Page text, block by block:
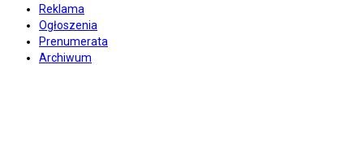
Reklama
Ogłoszenia
Prenumerata
Archiwum